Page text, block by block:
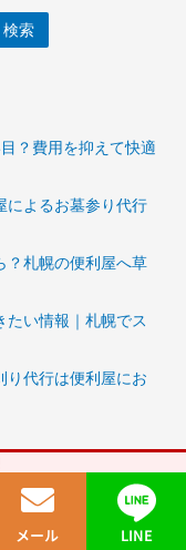
検索
？費用を抑えて快適
によるお墓参り代行
？札幌の便利屋へ草
たい情報｜札幌でス
り代行は便利屋にお
メール LINE